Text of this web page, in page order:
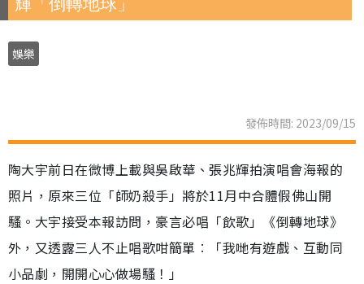
娛樂
發佈時間: 2023/09/15
陶大宇前日在微博上載與吳啟華、張兆輝拍演唱會海報的
照片，原來三位「師奶殺手」將於11月中合體假佛山開
騷。大宇接受本報訪問，豪言必唱「飲歌」《倒轉地球》
外，又透露三人不止唱歌咁簡單︰「我哋有遊戲、互動同
小品劇，開開心心做場騷！」